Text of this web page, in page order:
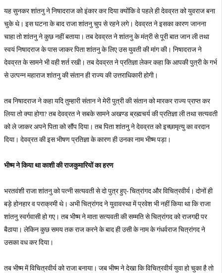
यह सुनकर शांतनु ने निषादराज को इंकार कर दिया क्योंकि वे पहले ही देवव्रत को युवराज बना
चुके थे। इस घटना के बाद राजा शांतनु चुप से रहने लगे। देवव्रत ने इसका कारण जानना
चाहा तो शांतनु ने कुछ नहीं बताया। तब देवव्रत ने शांतनु के मंत्री से पूरी बात जान ली तथा
स्वयं निषादराज के पास जाकर पिता शांतनु के लिए उस युवती की मांग की। निषादराज ने
देवव्रत के सामने भी वही शर्त रखी। तब देवव्रत ने प्रतिज्ञा लेकर कहा कि आपकी पुत्री के गर्भ
से उत्पन्न महाराज शांतनु की संतान ही राज्य की उत्तराधिकारी होगी।
तब निषादराज ने कहा यदि तुम्हारी संतान ने मेरी पुत्री की संतान को मारकर राज्य प्राप्त कर
लिया तो क्या होगा? तब देवव्रत ने सबके सामने अखण्ड ब्रह्मचर्य की प्रतिज्ञा ली तथा सत्यवती
को ले जाकर अपने पिता को सौंप दिया। तब पिता शांतनु ने देवव्रत को इच्छामृत्यु का वरदान
दिया। देवव्रत की इस भीषण प्रतिज्ञा के कारण ही उनका नाम भीष्म पड़ा।
भीष्म ने किया था काशी की राजकुमारियों का हरण
भरतवंशी राजा शांतनु को पत्नी सत्यवती से दो पुत्र हुए- चित्रांगद और विचित्रवीर्य। दोनों ही
बड़े होनहार व पराक्रमी थे। अभी चित्रांगद ने युवावस्था में प्रवेश भी नहीं किया था कि राजा
शांतनु स्वर्गवासी हो गए। तब भीष्म ने माता सत्यवती की सम्मति से चित्रांगद को राजगद्दी पर
बैठाया। लेकिन कुछ समय तक राज करने के बाद ही उसी के नाम के गंधर्वराज चित्रांगद ने
उसका वध कर दिया।
तब भीष्म में विचित्रवीर्य को राजा बनाया। जब भीष्म ने देखा कि विचित्रवीर्य युवा हो चुका है तो